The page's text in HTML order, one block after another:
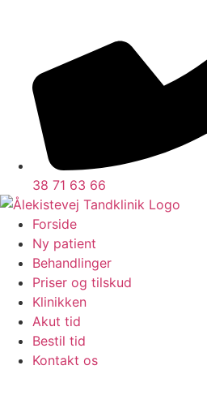
38 71 63 66
Forside
Ny patient
Behandlinger
Priser og tilskud
Klinikken
Akut tid
Bestil tid
Kontakt os